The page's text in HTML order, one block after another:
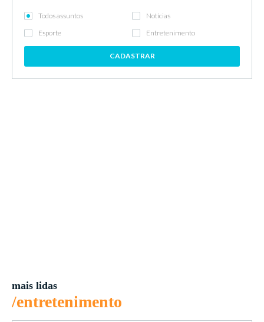
Todos assuntos
Notícias
Esporte
Entretenimento
CADASTRAR
mais lidas
/entretenimento